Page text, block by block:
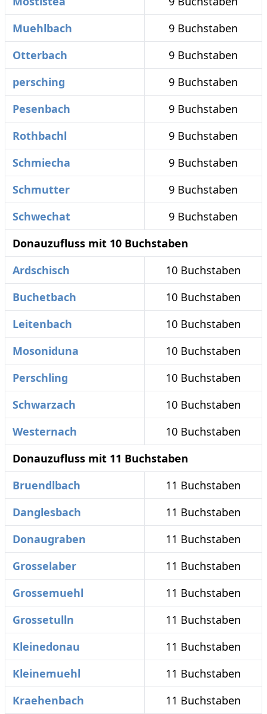
Muehlbach
9 Buchstaben
Otterbach
9 Buchstaben
persching
9 Buchstaben
Pesenbach
9 Buchstaben
Rothbachl
9 Buchstaben
Schmiecha
9 Buchstaben
Schmutter
9 Buchstaben
Schwechat
9 Buchstaben
Donauzufluss mit 10 Buchstaben
Ardschisch
10 Buchstaben
Buchetbach
10 Buchstaben
Leitenbach
10 Buchstaben
Mosoniduna
10 Buchstaben
Perschling
10 Buchstaben
Schwarzach
10 Buchstaben
Westernach
10 Buchstaben
Donauzufluss mit 11 Buchstaben
Bruendlbach
11 Buchstaben
Danglesbach
11 Buchstaben
Donaugraben
11 Buchstaben
Grosselaber
11 Buchstaben
Grossemuehl
11 Buchstaben
Grossetulln
11 Buchstaben
Kleinedonau
11 Buchstaben
Kleinemuehl
11 Buchstaben
Kraehenbach
11 Buchstaben